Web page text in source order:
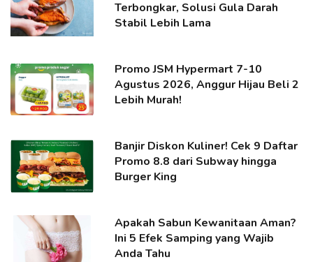
Terbongkar, Solusi Gula Darah
Stabil Lebih Lama
Promo JSM Hypermart 7-10
Agustus 2026, Anggur Hijau Beli 2
Lebih Murah!
Banjir Diskon Kuliner! Cek 9 Daftar
Promo 8.8 dari Subway hingga
Burger King
Apakah Sabun Kewanitaan Aman?
Ini 5 Efek Samping yang Wajib
Anda Tahu